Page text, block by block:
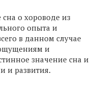
о хороводе из
опыта и
в данном случае
и
значение сна и
и развития.